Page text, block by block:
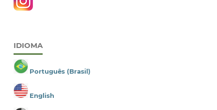
IDIOMA
Português (Brasil)
English